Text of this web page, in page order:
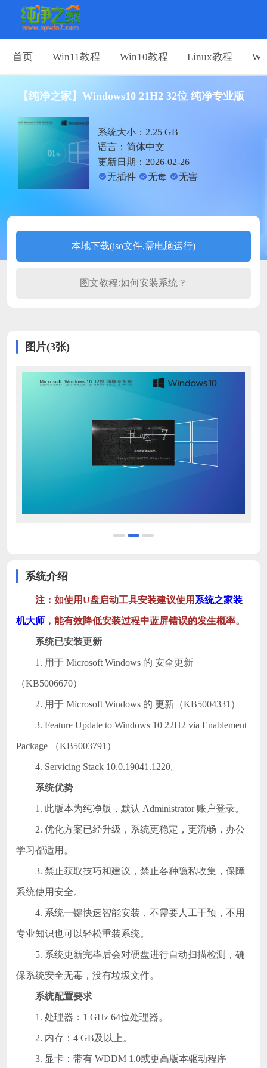
首页 Win11教程 Win10教程 Linux教程
【纯净之家】Windows10 21H2 32位 纯净专业版
系统大小：2.25 GB
语言：简体中文
更新日期：2026-02-26
无插件
无毒 无害
本地下载(iso文件,需电脑运行)
图文教程:如何安装系统？
图片(3张)
系统介绍
注：如使用U盘启动工具安装建议使用系统之家装
机大师，能有效降低安装过程中蓝屏错误的发生概率。
系统已安装更新
1. 用于 Microsoft Windows 的 安全更新
（KB5006670）
2. 用于 Microsoft Windows 的 更新（KB5004331）
3. Feature Update to Windows 10 22H2 via Enablement
Package （KB5003791）
4. Servicing Stack 10.0.19041.1220。
系统优势
1. 此版本为纯净版，默认 Administrator 账户登录。
2. 优化方案已经升级，系统更稳定，更流畅，办公
学习都适用。
3. 禁止获取技巧和建议，禁止各种隐私收集，保障
系统使用安全。
4. 系统一键快速智能安装，不需要人工干预，不用
专业知识也可以轻松重装系统。
5. 系统更新完毕后会对硬盘进行自动扫描检测，确
保系统安全无毒，没有垃圾文件。
系统配置要求
1. 处理器：1 GHz 64位处理器。
2. 内存：4 GB及以上。
3. 显卡：带有 WDDM 1.0或更高版本驱动程序